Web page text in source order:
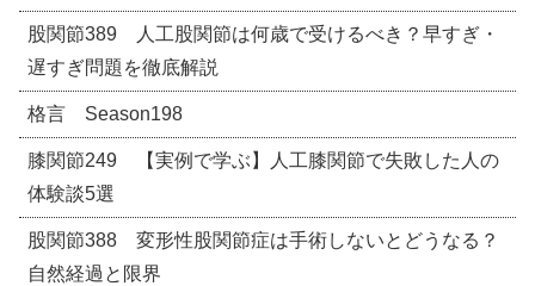
股関節389 人工股関節は何歳で受けるべき？早すぎ・
遅すぎ問題を徹底解説
格言 Season198
膝関節249 【実例で学ぶ】人工膝関節で失敗した人の
体験談5選
股関節388 変形性股関節症は手術しないとどうなる？
自然経過と限界